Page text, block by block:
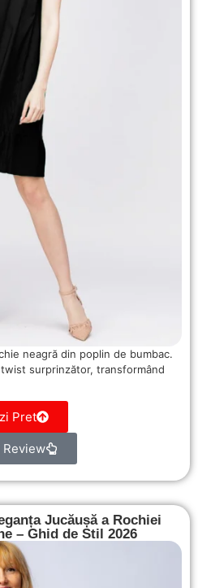
neagră din poplin de bumbac.
surprinzător, transformând
Pret
Review
Jucăușă a Rochiei
– Ghid de Stil 2026